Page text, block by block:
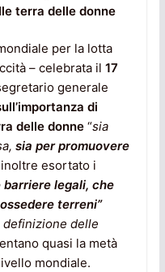
terra delle donne
per la lotta
– celebrata il 17
generale
di
delle donne“sia
sia per promuovere
inoltre esortato i
legali, che
terreni”
delle
quasi la metà
mondiale.